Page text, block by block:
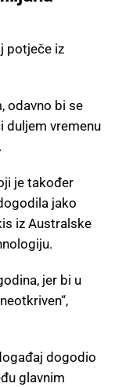
potječe iz
odavno bi se
duljem vremenu
je također
jako
iz Australske
jer bi u
dogodio
glavnim